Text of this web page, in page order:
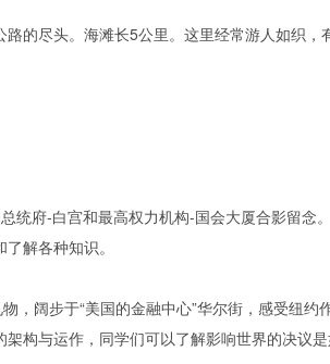
尽头。海滩长5公里。这里经常游人如织，
府-白宫和最高权力机构-国会大厦合影留念。
解各种知识。
阔步于“美国的金融中心”华尔街，感受纽约
与运作，同学们可以了解影响世界的决议